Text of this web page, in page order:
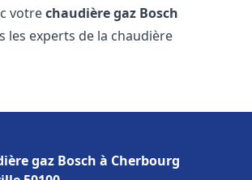
votrechaudière gaz Bosch
les experts de la chaudière
gaz Bosch à Cherbourg